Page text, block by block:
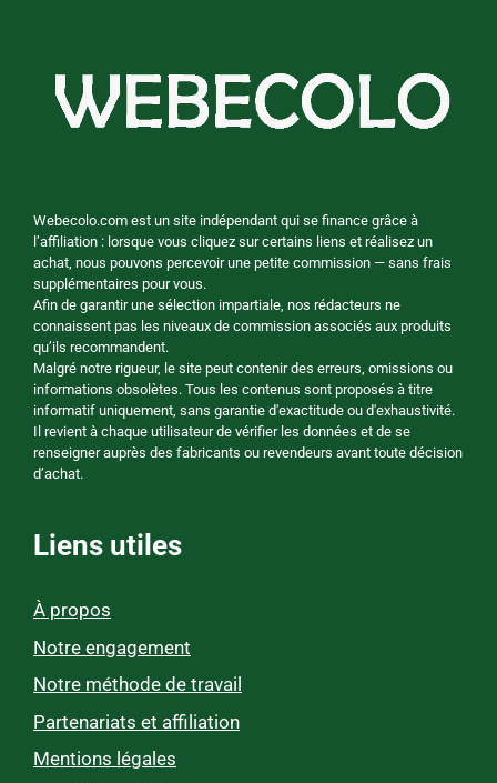
Webecolo.com est un site indépendant qui se finance grâce à
l’affiliation : lorsque vous cliquez sur certains liens et réalisez un
achat, nous pouvons percevoir une petite commission — sans frais
supplémentaires pour vous.
Afin de garantir une sélection impartiale, nos rédacteurs ne
connaissent pas les niveaux de commission associés aux produits
qu’ils recommandent.
Malgré notre rigueur, le site peut contenir des erreurs, omissions ou
informations obsolètes. Tous les contenus sont proposés à titre
informatif uniquement, sans garantie d'exactitude ou d'exhaustivité.
Il revient à chaque utilisateur de vérifier les données et de se
renseigner auprès des fabricants ou revendeurs avant toute décision
d’achat.
Liens utiles
À propos
Notre engagement
Notre méthode de travail
Partenariats et affiliation
Mentions légales